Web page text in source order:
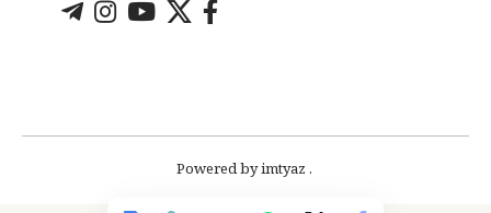
. Powered by imtyaz